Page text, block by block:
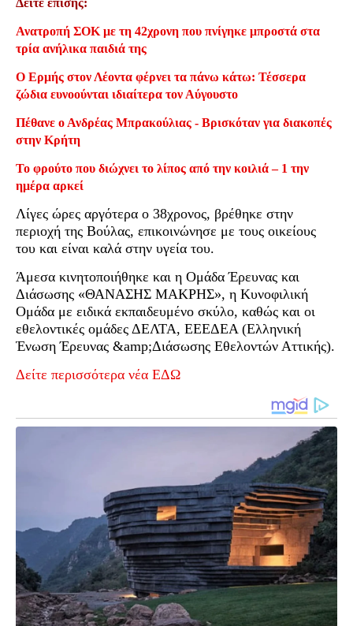
Δείτε επίσης:
Ανατροπή ΣΟΚ με τη 42χρονη που πνίγηκε μπροστά στα
τρία ανήλικα παιδιά της
Ο Ερμής στον Λέοντα φέρνει τα πάνω κάτω: Τέσσερα
ζώδια ευνοούνται ιδιαίτερα τον Αύγουστο
Πέθανε ο Ανδρέας Μπρακούλιας - Βρισκόταν για διακοπές
στην Κρήτη
Το φρούτο που διώχνει το λίπος από την κοιλιά – 1 την
ημέρα αρκεί
Λίγες ώρες αργότερα ο 38χρονος, βρέθηκε στην
περιοχή της Βούλας, επικοινώνησε με τους οικείους
του και είναι καλά στην υγεία του.
Άμεσα κινητοποιήθηκε και η Ομάδα Έρευνας και
Διάσωσης «ΘΑΝΑΣΗΣ ΜΑΚΡΗΣ», η Κυνοφιλική
Ομάδα με ειδικά εκπαιδευμένο σκύλο, καθώς και οι
εθελοντικές ομάδες ΔΕΛΤΑ, ΕΕΕΔΕΑ (Ελληνική
Ένωση Έρευνας &amp;Διάσωσης Εθελοντών Αττικής).
Δείτε περισσότερα νέα ΕΔΩ